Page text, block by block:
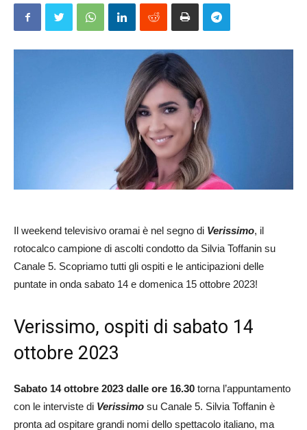
Il weekend televisivo oramai è nel segno di Verissimo, il
rotocalco campione di ascolti condotto da Silvia Toffanin su
Canale 5. Scopriamo tutti gli ospiti e le anticipazioni delle
puntate in onda sabato 14 e domenica 15 ottobre 2023!
Verissimo, ospiti di sabato 14
ottobre 2023
Sabato 14 ottobre 2023 dalle ore 16.30 torna l’appuntamento
con le interviste di Verissimo su Canale 5. Silvia Toffanin è
pronta ad ospitare grandi nomi dello spettacolo italiano, ma